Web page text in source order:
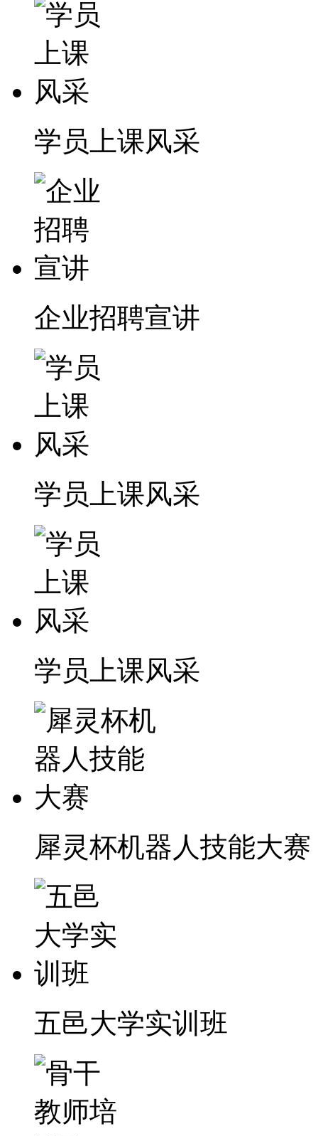
学员上课风采
企业招聘宣讲
学员上课风采
学员上课风采
犀灵杯机器人技能大赛
五邑大学实训班